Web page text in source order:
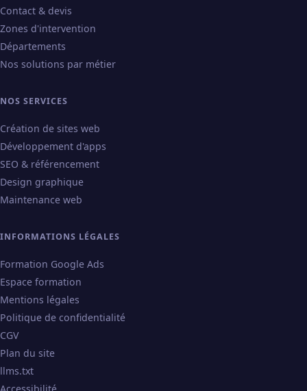
Contact & devis
Zones d'intervention
Départements
Nos solutions par métier
NOS SERVICES
Création de sites web
Développement d'apps
SEO & référencement
Design graphique
Maintenance web
INFORMATIONS LÉGALES
Formation Google Ads
Espace formation
Mentions légales
Politique de confidentialité
CGV
Plan du site
llms.txt